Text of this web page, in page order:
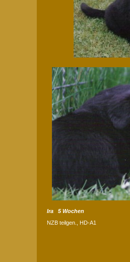
Ira 5 Wochen
NZB teilgen., HD-A1